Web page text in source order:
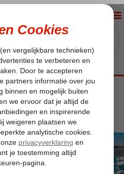
Mesut Hotel